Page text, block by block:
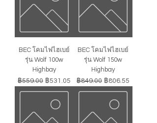
BEC โคมไฟไฮเบย์
รุ่น Wolf 100w
Highbay
ราคาปกติ
฿559.00 ราคาขายลด
฿531.05
BEC โคมไฟไฮเบย์
รุ่น Wolf 150w
Highbay
ราคาปกติ
฿849.00 ราคาขายลด
฿806.55